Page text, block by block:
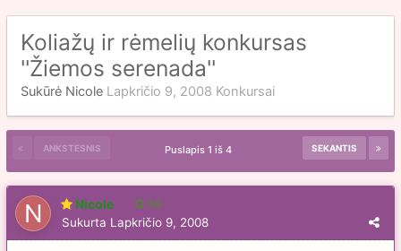
Koliažų ir rėmelių konkursas
''Žiemos serenada''
Sukūrė Nicole Lapkričio 9, 2008 Konkursai
ANKSTESNIS SEKANTIS
Puslapis 1 iš 4
Nicole 56
Sukurta Lapkričio 9, 2008